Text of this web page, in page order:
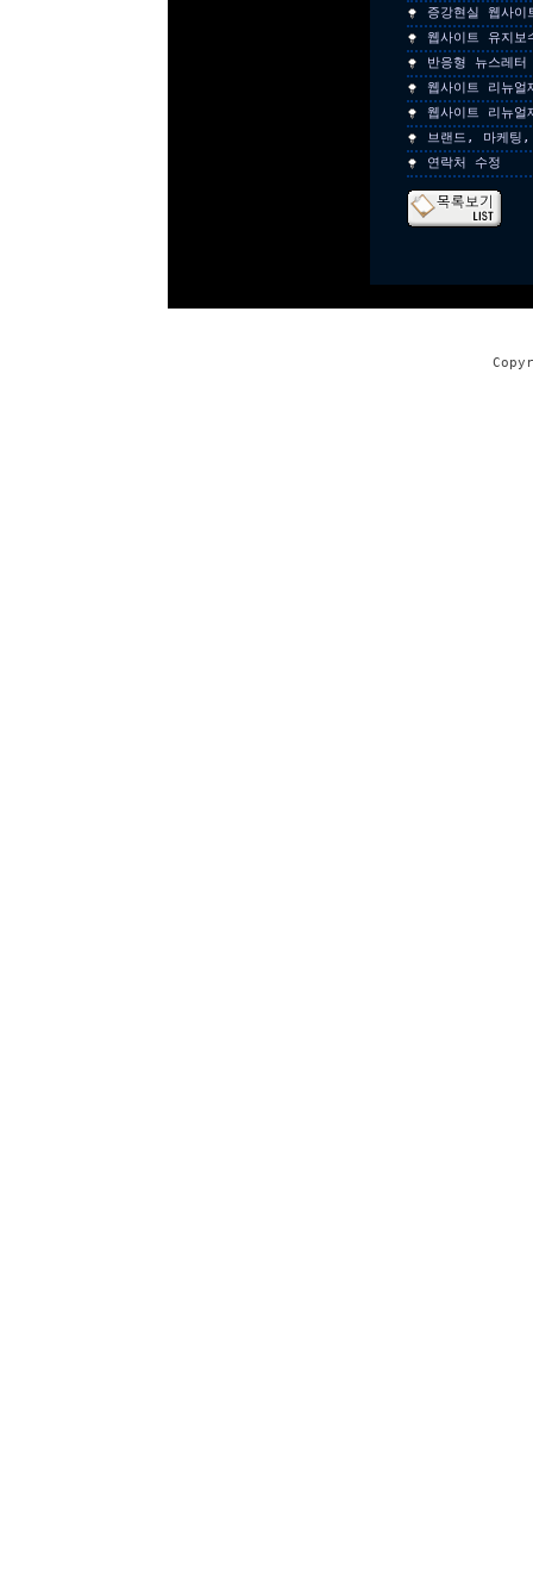
증강현실 웹사이
웹사이트 유지보
반응형 뉴스레
웹사이트 리뉴얼
웹사이트 리뉴얼
브랜드, 마케팅,
연락처 수정